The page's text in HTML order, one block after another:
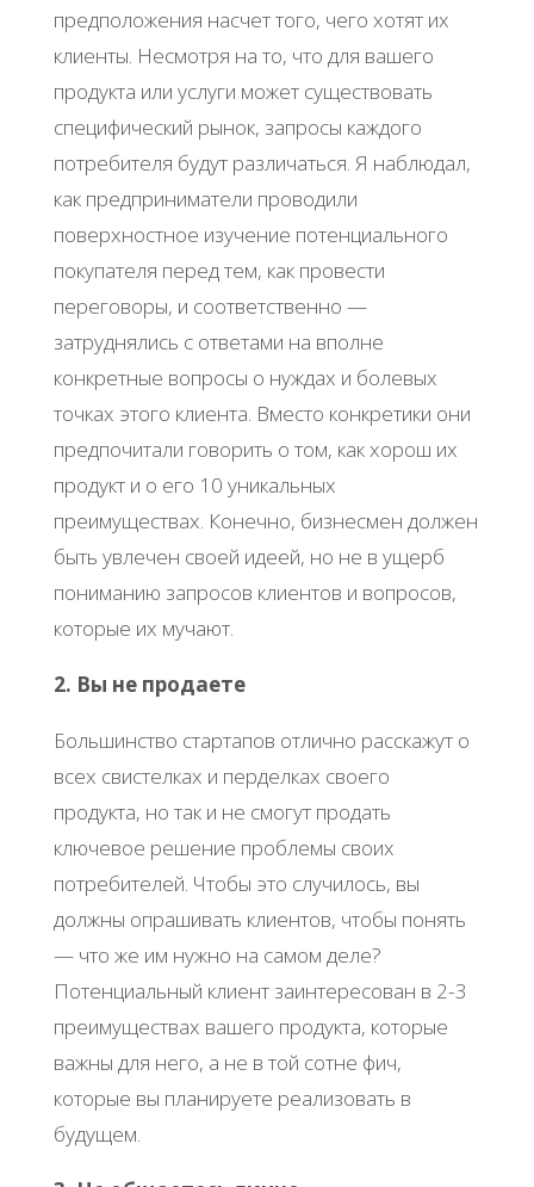
предположения насчет того, чего хотят их
клиенты. Несмотря на то, что для вашего
продукта или услуги может существовать
специфический рынок, запросы каждого
потребителя будут различаться. Я наблюдал,
как предприниматели проводили
поверхностное изучение потенциального
покупателя перед тем, как провести
переговоры, и соответственно —
затруднялись с ответами на вполне
конкретные вопросы о нуждах и болевых
точках этого клиента. Вместо конкретики они
предпочитали говорить о том, как хорош их
продукт и о его 10 уникальных
преимуществах. Конечно, бизнесмен должен
быть увлечен своей идеей, но не в ущерб
пониманию запросов клиентов и вопросов,
которые их мучают.
2. Вы не продаете
Большинство стартапов отлично расскажут о
всех свистелках и перделках своего
продукта, но так и не смогут продать
ключевое решение проблемы своих
потребителей. Чтобы это случилось, вы
должны опрашивать клиентов, чтобы понять
— что же им нужно на самом деле?
Потенциальный клиент заинтересован в 2-3
преимуществах вашего продукта, которые
важны для него, а не в той сотне фич,
которые вы планируете реализовать в
будущем.